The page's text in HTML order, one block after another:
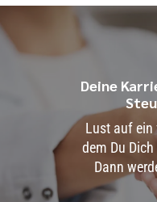
Deine
Lust auf
dem Du
Dann